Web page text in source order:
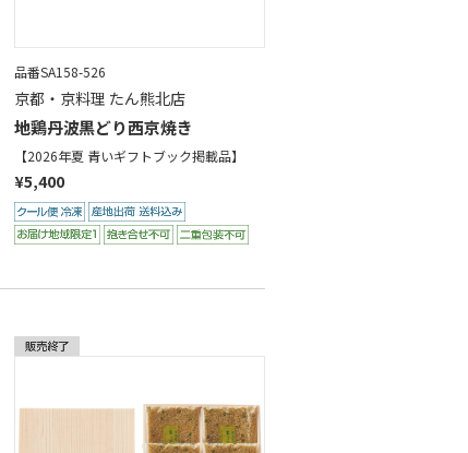
品番SA158-526
京都・京料理 たん熊北店
地鶏丹波黒どり西京焼き
【2026年夏 青いギフトブック掲載品】
¥5,400